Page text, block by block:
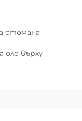
стомана
оло върху